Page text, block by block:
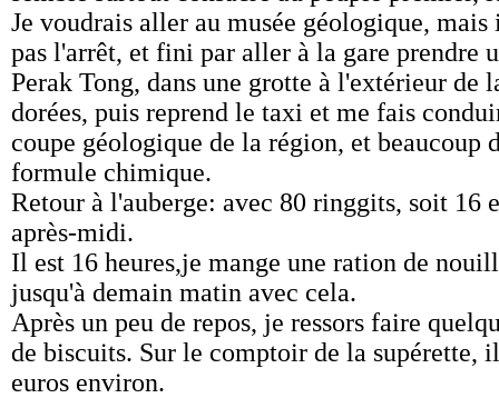
Je voudrais aller au musée géologique,
pas l'arrêt, et fini par aller à la gare prendre
Perak Tong, dans une grotte à l'extérieur de
dorées, puis reprend le taxi et me fais
coupe géologique de la région, et
formule chimique.
Retour à l'auberge: avec 80 ringgits, soit 16
après-midi.
Il est 16 heures,je mange une ration de
jusqu'à demain matin avec cela.
Après un peu de repos, je ressors faire
de biscuits. Sur le comptoir de la supérette,
euros environ.